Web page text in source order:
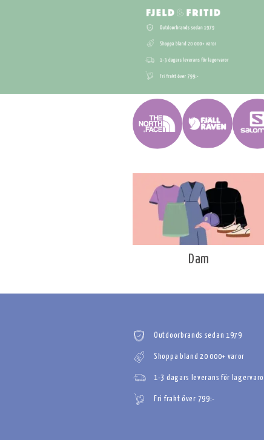
Dam
Outdoorbrands sedan 1979
Shoppa bland 20 000+ varor
1-3 dagars leverans för
Fri frakt över 799:-